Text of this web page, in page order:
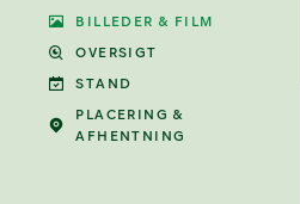
BILLEDER & FILM
OVERSIGT
STAND
PLACERING &
AFHENTNING